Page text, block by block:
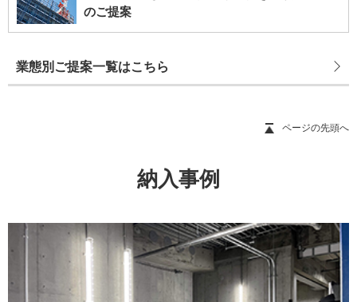
のご提案
業態別ご提案一覧はこちら
ページの先頭へ
納入事例